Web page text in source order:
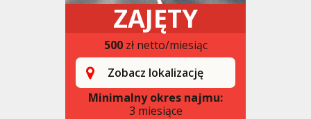
ZAJĘTY
500zł netto/miesiąc
Zobacz lokalizację
Minimalny okres najmu:
3 miesiące